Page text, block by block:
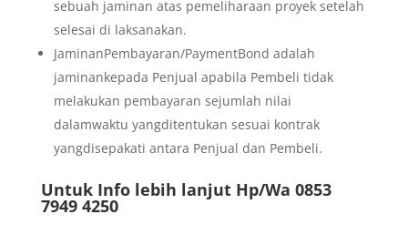
sebuah jaminan atas pemeliharaan proyek setelah
selesai di laksanakan.
JaminanPembayaran/PaymentBond adalah
jaminankepada Penjual apabila Pembeli tidak
melakukan pembayaran sejumlah nilai
dalamwaktu yangditentukan sesuai kontrak
yangdisepakati antara Penjual dan Pembeli.
Untuk Info lebih lanjut Hp/Wa 0853
7949 4250